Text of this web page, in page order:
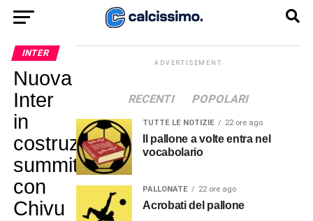
INTER
Nuova
Inter
in
costruzione:
summit
con
Chivu
ADVERTISEMENT
RECENTI POPOLARI
TUTTE LE NOTIZIE 22 ore ago
Il pallone a volte entra nel
vocabolario
PALLONATE 22 ore ago
Acrobati del pallone